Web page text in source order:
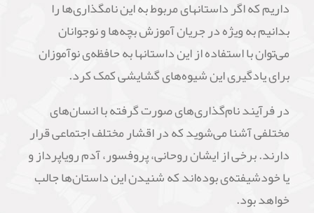
داریم که اگر داستانهای مربوط به این نامگذاری‌ها را
بدانیم به ویژه در جریان آموزش بچه‌ها و نوجوانان
می‌توان با استفاده از این داستانها به حافظه‌ی نوآموزان
برای یادگیری این شیوه‌های گشایشی کمک کرد.
در فرآیند نام‌گذاری‌های صورت گرفته با انسان‌های
مختلفی آشنا می‌شوید که در اقشار مختلف اجتماعی قرار
دارند. برخی از ایشان روحانی، پروفسور، آدم رویاپرداز و
یا خودشیفته‌ی بوده‌اند که شنیدن این داستان‌ها جالب
خواهد بود.